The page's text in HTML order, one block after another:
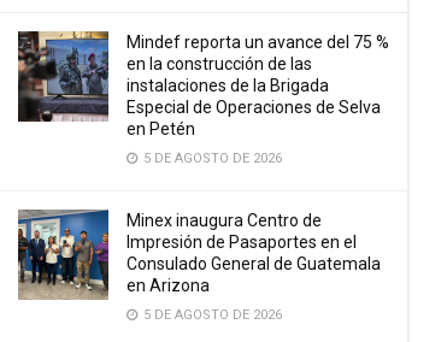
Mindef reporta un avance del 75 %
en la construcción de las
instalaciones de la Brigada
Especial de Operaciones de Selva
en Petén
5 DE AGOSTO DE 2026
Minex inaugura Centro de
Impresión de Pasaportes en el
Consulado General de Guatemala
en Arizona
5 DE AGOSTO DE 2026